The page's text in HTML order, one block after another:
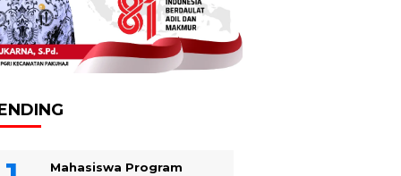
Mahasiswa Program